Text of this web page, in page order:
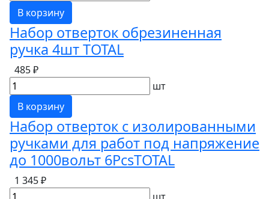
В корзину
Набор отверток обрезиненная
ручка 4шт TOTAL
485 ₽
шт
В корзину
Набор отверток с изолированными
ручками для работ под напряжение
до 1000вольт 6PcsTOTAL
1 345 ₽